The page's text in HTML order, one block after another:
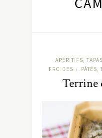
APÉRITIFS, TAPAS
FROIDES / PÂTÉS,
Terrine